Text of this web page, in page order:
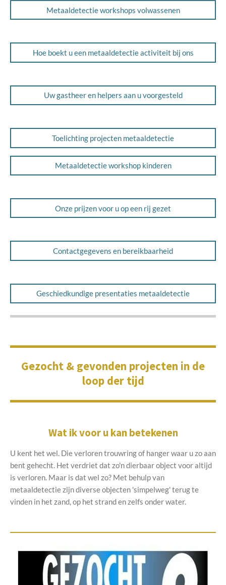
Metaaldetectie workshops volwassenen
Hoe boekt u een metaaldetectie activiteit bij ons
Uw gastheer en helpers aan u voorgesteld
Toelichting projecten metaaldetectie
Metaaldetectie workshop kinderen
Onze prijzen voor u op een rij gezet
Contactgegevens en bereikbaarheid
Geschiedkundige presentaties metaaldetectie
Gezocht & gevonden projecten in de
loop der tijd
Wat ik voor u kan betekenen
U kent het wel. Die verloren trouwring of hanger waar u zo aan
bent gehecht. Het verdriet dat zo'n dierbaar object voor altijd
is verloren. Maar is dat wel zo? Met behulp van
metaaldetectie zijn diverse objecten 'simpelweg' terug te
vinden in het zand, op het strand en zelfs onder water.